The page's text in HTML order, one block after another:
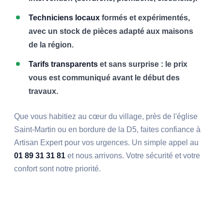
Techniciens locaux formés et expérimentés,
avec un stock de pièces adapté aux maisons
de la région.
Tarifs transparents et sans surprise : le prix
vous est communiqué avant le début des
travaux.
Que vous habitiez au cœur du village, près de l'église
Saint-Martin ou en bordure de la D5, faites confiance à
Artisan Expert pour vos urgences. Un simple appel au
01 89 31 31 81 et nous arrivons. Votre sécurité et votre
confort sont notre priorité.